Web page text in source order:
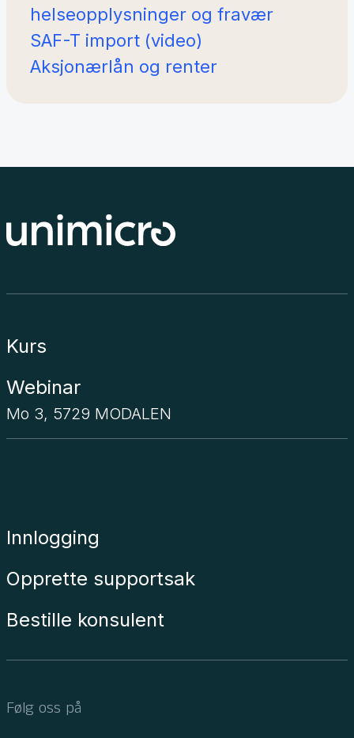
helseopplysninger og fravær
SAF-T import (video)
Aksjonærlån og renter
Kurs
Webinar
Mo 3, 5729 MODALEN
Innlogging
Opprette supportsak
Bestille konsulent
Følg oss på